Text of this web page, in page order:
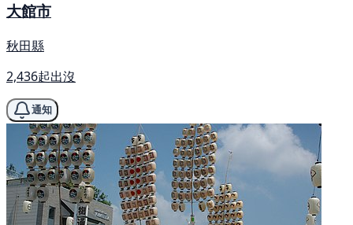
大館市
秋田縣
2,436起出沒
通知